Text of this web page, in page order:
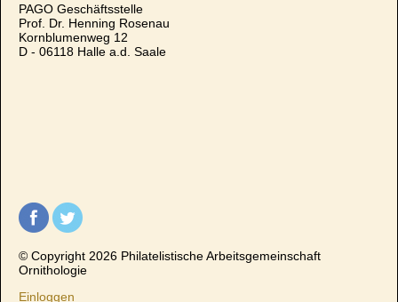
PAGO Geschäftsstelle
Prof. Dr. Henning Rosenau
Kornblumenweg 12
D - 06118 Halle a.d. Saale
© Copyright 2026 Philatelistische Arbeitsgemeinschaft
Ornithologie
Einloggen